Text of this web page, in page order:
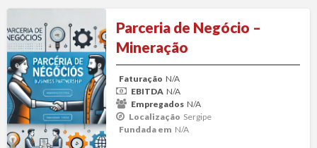
de
Negócio
–
Mineração
Parceria de Negócio –
Mineração
Faturação N/A
EBITDA N/A
Empregados N/A
Localização Sergipe
Fundada em N/A